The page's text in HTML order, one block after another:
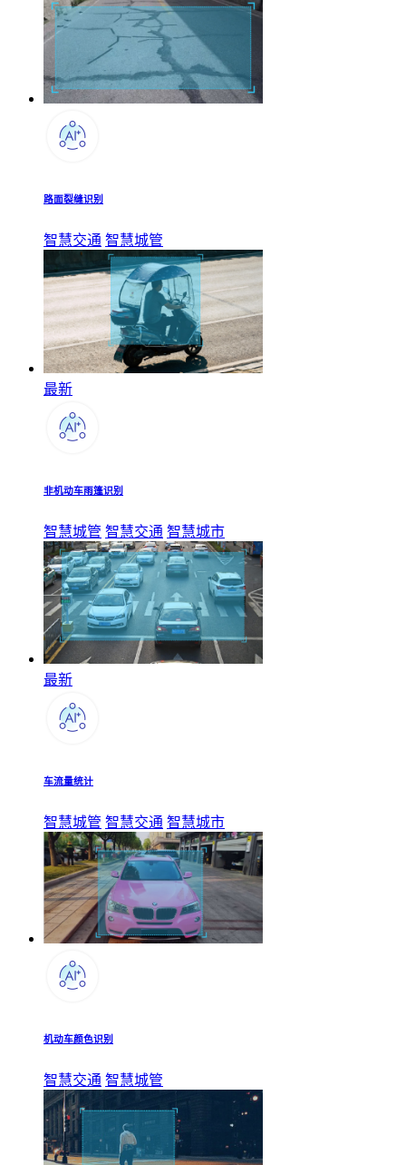
路面裂缝识别
智慧交通 智慧城管
最新
非机动车雨篷识别
智慧城管 智慧交通 智慧城市
最新
车流量统计
智慧城管 智慧交通 智慧城市
机动车颜色识别
智慧交通 智慧城管